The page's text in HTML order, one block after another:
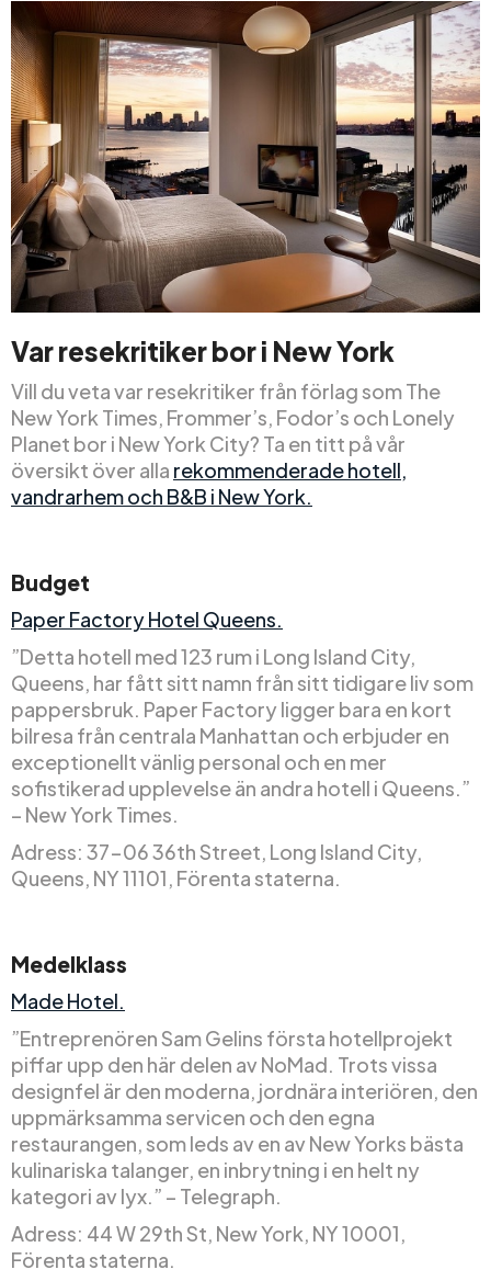
Var resekritiker bor i New York
Vill du veta var resekritiker från förlag som The
New York Times, Frommer’s, Fodor’s och Lonely
Planet bor i New York City? Ta en titt på vår
översikt över alla rekommenderade hotell,
vandrarhem och B&B i New York.
Budget
Paper Factory Hotel Queens.
”Detta hotell med 123 rum i Long Island City,
Queens, har fått sitt namn från sitt tidigare liv som
pappersbruk. Paper Factory ligger bara en kort
bilresa från centrala Manhattan och erbjuder en
exceptionellt vänlig personal och en mer
sofistikerad upplevelse än andra hotell i Queens.”
– New York Times.
Adress: 37-06 36th Street, Long Island City,
Queens, NY 11101, Förenta staterna.
Medelklass
Made Hotel.
”Entreprenören Sam Gelins första hotellprojekt
piffar upp den här delen av NoMad. Trots vissa
designfel är den moderna, jordnära interiören, den
uppmärksamma servicen och den egna
restaurangen, som leds av en av New Yorks bästa
kulinariska talanger, en inbrytning i en helt ny
kategori av lyx.” – Telegraph.
Adress: 44 W 29th St, New York, NY 10001,
Förenta staterna.